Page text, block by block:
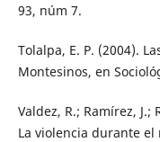
93, núm 7.
Tolalpa, E. P. (2004).
Montesinos, en
Valdez, R.; Ramírez, J.;
La violencia durante el